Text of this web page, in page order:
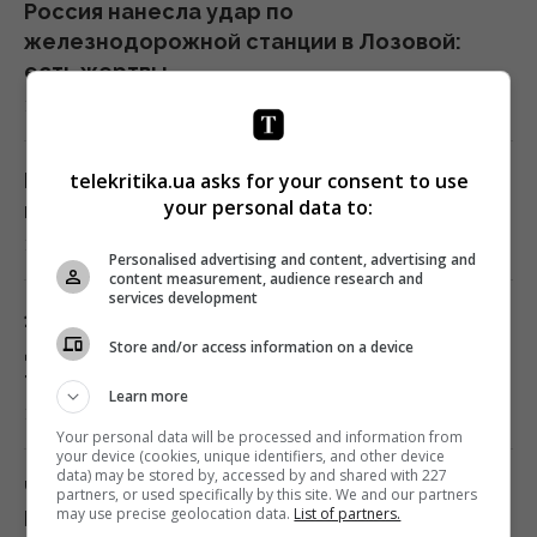
Россия нанесла удар по
железнодорожной станции в Лозовой:
есть жертвы
РФ атаковала судно с украинской
пшеницей возле Одессы: погиб моряк
100 гривень за литр отменяются: эксперт
дал обнадеживающий прогноз цен на
топливо
10:49 четверг, 06 августа 2026
Число вылетов авиации НАТО из-за угрозы
России возросло на 250%
telekritika.ua asks for your consent to use
your personal data to:
Personalised advertising and content, advertising and
content measurement, audience research and
services development
Store and/or access information on a device
Learn more
Your personal data will be processed and information from
your device (cookies, unique identifiers, and other device
data) may be stored by, accessed by and shared with 227
partners, or used specifically by this site. We and our partners
may use precise geolocation data. List of partners.